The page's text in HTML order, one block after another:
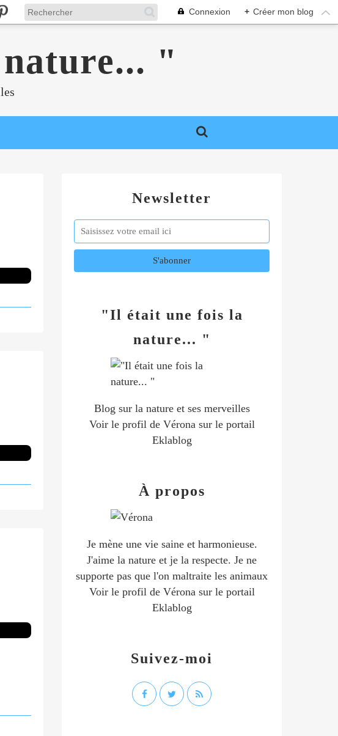
Connexion + Créer mon blog
"
Newsletter
"Il était une fois la
nature... "
Blog sur la nature et ses merveilles
Voir le profil de Véronasur le portail
Eklablog
Suivez-moi
À propos
Je mène une vie saine et harmonieuse.
J'aime la nature et je la respecte. Je ne
supporte pas que l'on maltraite les animaux
Voir le profil de Véronasur le portail
Eklablog